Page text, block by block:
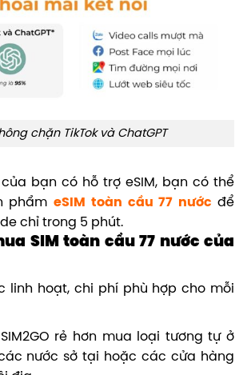
chặn TikTok và ChatGPT
bạn có hỗ trợ eSIM, bạn có thể
phẩm eSIM toàn cầu 77 nướcđể
chỉ trong 5 phút.
SIMtoàn cầu 77 nướccủa
linh hoạt, chi phí phù hợp cho mỗi
rẻ hơn mua loại tương tự ở
nước sở tại hoặc các cửa hàng